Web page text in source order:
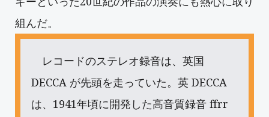
組んだ。
レコードのステレオ録音は、英国
DECCA が先頭を走っていた。英 DECCA
は、1941年頃に開発した高音質録音 ffrr